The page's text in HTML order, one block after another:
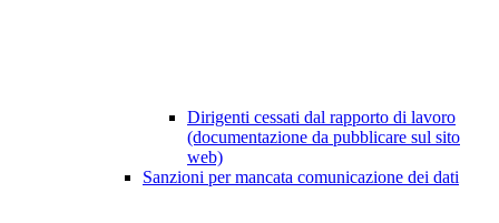
Dirigenti cessati dal rapporto di lavoro
(documentazione da pubblicare sul sito
web)
Sanzioni per mancata comunicazione dei dati